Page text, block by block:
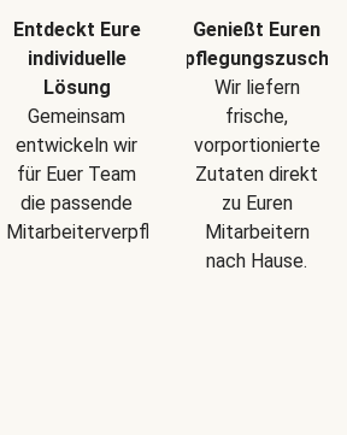
Entdeckt Eure
individuelle
Lösung
Gemeinsam
entwickeln wir
für Euer Team
die passende
Mitarbeiterverpflegung.
Genießt Euren
Wir liefern
frische,
vorportionierte
Zutaten direkt
zu Euren
Mitarbeitern
nach Hause.